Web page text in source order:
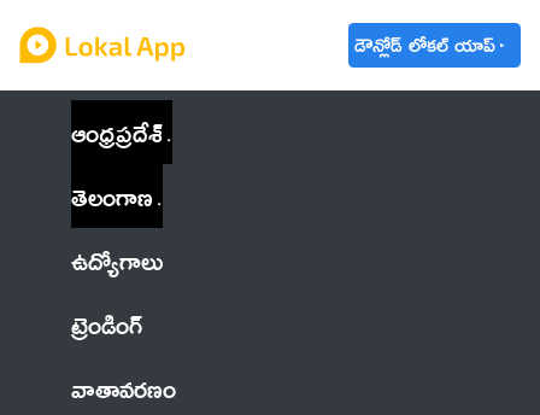
డౌన్లోడ్ లోకల్ యాప్
ఆంధ్రప్రదేశ్
తెలంగాణ
ఉద్యోగాలు
ట్రెండింగ్
వాతావరణం